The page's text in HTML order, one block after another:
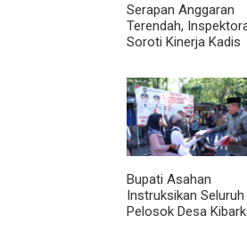
Serapan Anggaran
Terendah,
Soroti Kinerja Kadis
Bupati Asahan
Instruksikan Seluruh
Pelosok Desa